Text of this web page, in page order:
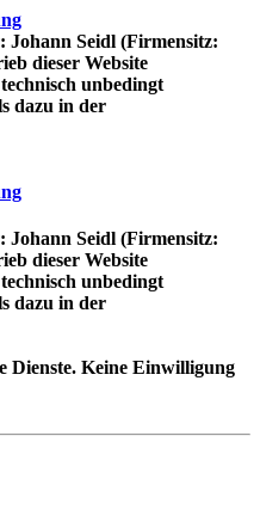
Johann Seidl (Firmensitz:
dieser Website
unbedingt
dazu in der
Johann Seidl (Firmensitz:
dieser Website
unbedingt
dazu in der
Dienste. Keine Einwilligung